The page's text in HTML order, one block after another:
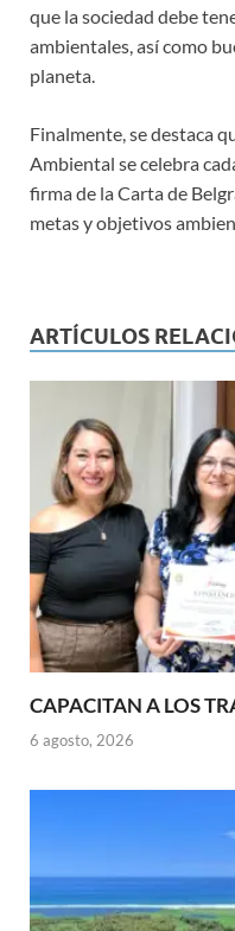
que la sociedad debe
ambientales, así como
planeta.
Finalmente, se destaca
Ambiental se celebra
firma de la Carta de
metas y objetivos
ARTÍCULOS
CAPACITAN A LOS
6 agosto, 2026